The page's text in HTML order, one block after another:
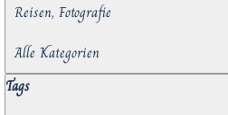
Reisen, Fotografie
Alle Kategorien
Block überspringen Tags
Tags